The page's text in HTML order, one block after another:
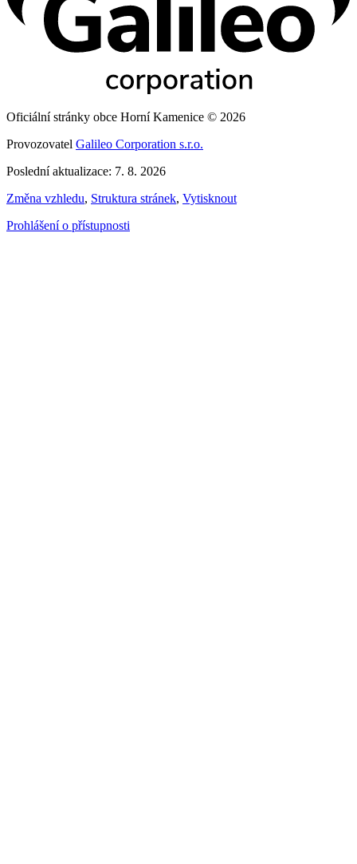
Oficiální stránky obce Horní Kamenice © 2026
Provozovatel Galileo Corporation s.r.o.
Poslední aktualizace: 7. 8. 2026
Změna vzhledu, Struktura stránek, Vytisknout
Prohlášení o přístupnosti